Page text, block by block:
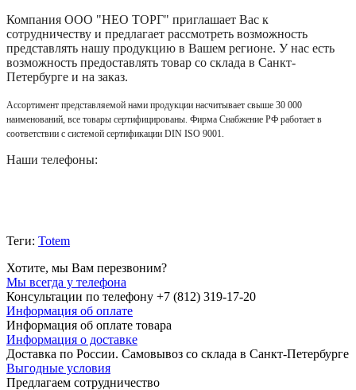
Компания ООО "НЕО ТОРГ" приглашает Вас к
сотрудничеству и предлагает рассмотреть возможность
представлять нашу продукцию в Вашем регионе. У нас есть
возможность предоставлять товар со склада в Санкт-
Петербурге и на заказ.
Ассортимент представляемой нами продукции насчитывает свыше 30 000
наименований, все товары сертифицированы. Фирма Снабжение РФ работает в
соответствии с системой сертификации DIN ISO 9001.
Наши телефоны:
Теги: Totem
Хотите, мы Вам перезвоним?
Мы всегда у телефона
Консультации по телефону +7 (812) 319-17-20
Информация об оплате
Информация об оплате товара
Информация о доставке
Доставка по России. Самовывоз со склада в Санкт-Петербурге
Выгодные условия
Предлагаем сотрудничество